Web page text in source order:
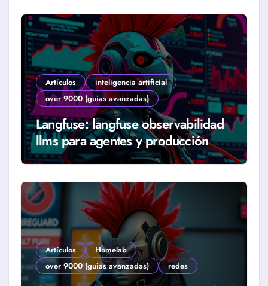
Artículos
inteligencia artificial
over 9000 (guias avanzadas)
Langfuse: langfuse observabilidad
llms para agentes y producción
real (Guía 2026)
Artículos
Homelab
over 9000 (guias avanzadas)
redes